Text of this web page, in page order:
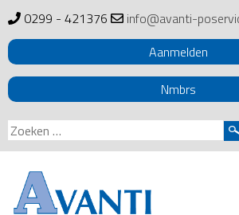
0299 - 421376
info@avanti-
Aanmelden
Nmbrs
Zoeken
naar: